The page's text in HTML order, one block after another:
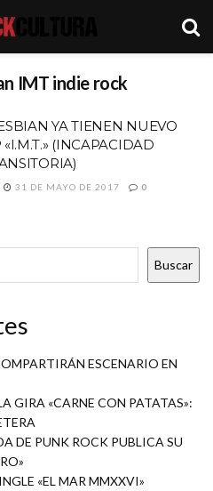
IMT indie rock
YA TIENEN NUEVO
(INCAPACIDAD
31 DE MAYO DE 2017 0
Buscar
ESCENARIO EN
GIRA «CARNE CON PATATAS»:
DE PUNK ROCK PUBLICA SU
«EL MAR MMXXVI»